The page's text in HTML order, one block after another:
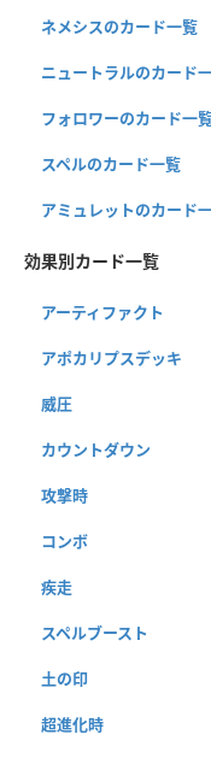
ネメシスのカード一覧
ニュートラルのカード
フォロワーのカード一
スペルのカード一覧
アミュレットのカード
効果別カード一覧
アーティファクト
アポカリプスデッキ
威圧
カウントダウン
攻撃時
コンボ
疾走
スペルブースト
土の印
超進化時